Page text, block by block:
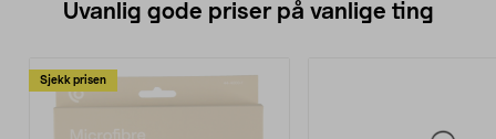
Uvanlig gode priser på vanlige ting
Sjekk prisen